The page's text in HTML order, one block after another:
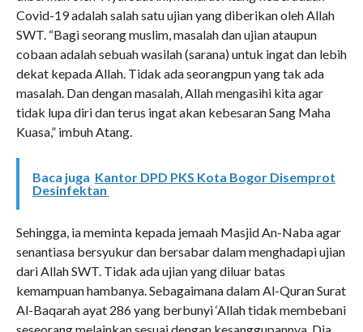
Covid-19 adalah salah satu ujian yang diberikan oleh Allah
SWT. “Bagi seorang muslim, masalah dan ujian ataupun
cobaan adalah sebuah wasilah (sarana) untuk ingat dan lebih
dekat kepada Allah. Tidak ada seorangpun yang tak ada
masalah. Dan dengan masalah, Allah mengasihi kita agar
tidak lupa diri dan terus ingat akan kebesaran Sang Maha
Kuasa,” imbuh Atang.
Baca juga Kantor DPD PKS Kota Bogor Disemprot
Desinfektan
Sehingga, ia meminta kepada jemaah Masjid An-Naba agar
senantiasa bersyukur dan bersabar dalam menghadapi ujian
dari Allah SWT. Tidak ada ujian yang diluar batas
kemampuan hambanya. Sebagaimana dalam Al-Quran Surat
Al-Baqarah ayat 286 yang berbunyi ‘Allah tidak membebani
seseorang melainkan sesuai dengan kesanggupannya. Dia